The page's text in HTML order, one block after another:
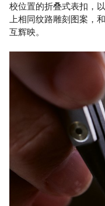
校位置的折叠式表扣，
上相同纹路雕刻图案，
互辉映。